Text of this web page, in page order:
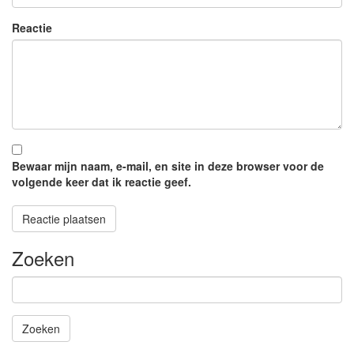
Reactie
Bewaar mijn naam, e-mail, en site in deze browser voor de
volgende keer dat ik reactie geef.
Zoeken
Zoeken